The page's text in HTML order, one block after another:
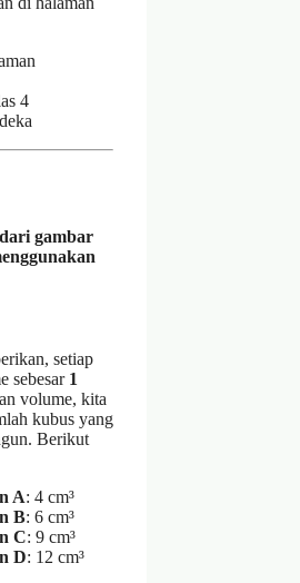
gambar
setiap
sebesar 1
volume, kita
kubus yang
Berikut
A: 4 cm³
B: 6 cm³
C: 9 cm³
D: 12 cm³